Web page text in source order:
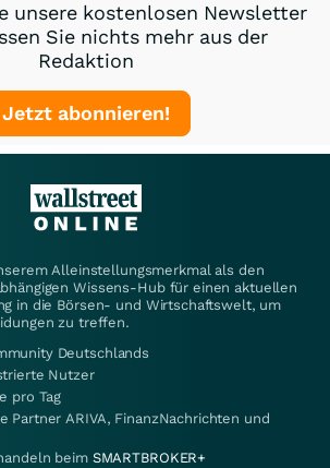
unsere kostenlosen Newsletter
Sie nichts mehr aus der
Redaktion
Jetzt abonnieren!
Alleinstellungsmerkmal als den
Wissens-Hub für einen aktuellen
in die Börsen- und Wirtschaftswelt, um
zu treffen.
Deutschlands
Nutzer
pro Tag
Partner ARIVA, FinanzNachrichten und
beim SMARTBROKER+